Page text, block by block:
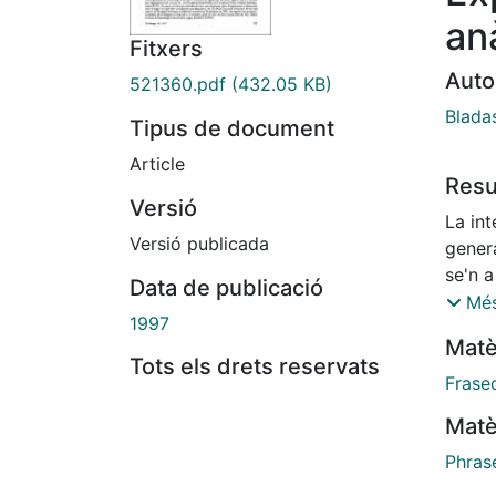
Fitxers
521360.pdf (432.05 KB)
Tipus de document
Article
Versió
Versió publicada
Data de publicació
1997
Tots els drets reservats
La
se'n
altre
(per